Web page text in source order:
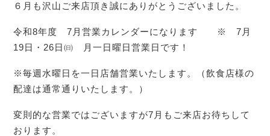
６月も沢山ご来店頂き誠にありがとうございました。
令和8年度 7月営業カレンダーになります ※ 7月
19日・26日㈰ 月一日曜日営業日です！
※毎週水曜日を一日店舗営業いたします。（飲食店様の
配達は通常通りいたします。）
変則的な営業ではございますが7月もご来店お待ちして
おります。